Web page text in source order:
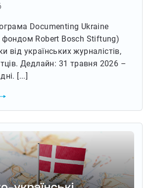
Documenting Ukraine
фондом Robert Bosch Stiftung)
від українських журналістів,
Дедлайн: 31 травня 2026 –
[...]